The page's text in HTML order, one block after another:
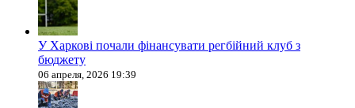
У Харкові почали фінансувати регбійний клуб з
бюджету
06 апреля, 2026 19:39